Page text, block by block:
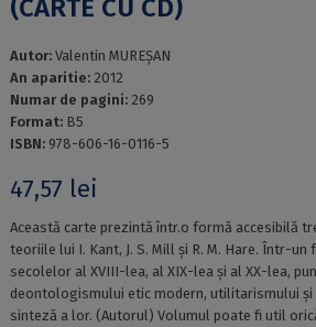
(CARTE CU CD)
Autor: Valentin MUREȘAN
An aparitie: 2012
Numar de pagini: 269
Format: B5
ISBN: 978-606-16-0116-5
47,57 lei
Această carte prezintă într.o formă accesibilă
teoriile lui I. Kant, J. S. Mill și R. M. Hare. Într-un
secolelor al XVIII-lea, al XIX-lea și al XX-lea,
deontologismului etic modern, utilitarismului și
sinteză a lor. (Autorul) Volumul poate fi util